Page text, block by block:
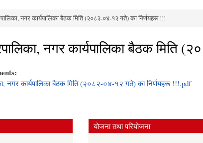
नगर कार्यपालिका बैठक मिति (२०८२-०४-१२ गते) का निर्णयहरू !!!
नगर कार्यपालिका बैठक मिति
नगर कार्यपालिका बैठक मिति (२०८२-०४-१२ गते) का निर्णयहरू !!!.pdf
योजना तथा परियोजना